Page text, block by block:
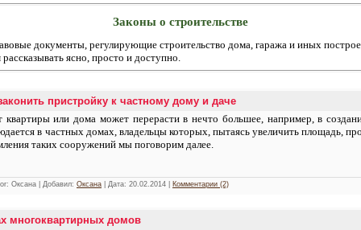
Законы о строительстве
документы, регулирующие строительство дома, гаража и иных
ясно, просто и доступно.
пристройку к частному дому и даче
квартиры или дома может перерасти в нечто большее, например, в
в частных домах, владельцы которых, пытаясь увеличить площадь,
таких сооружений мы поговорим далее.
Оксана | Добавил: Оксана | Дата: 20.02.2014 Комментарии (2)
многоквартирных домов